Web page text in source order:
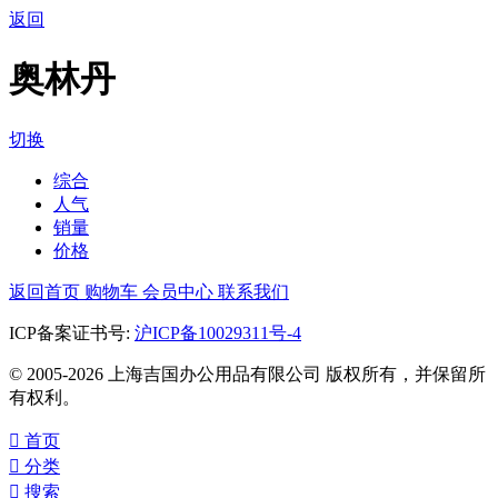
返回
奥林丹
切换
综合
人气
销量
价格
返回首页 购物车 会员中心 联系我们
ICP备案证书号: 沪ICP备10029311号-4
© 2005-2026 上海吉国办公用品有限公司 版权所有，并保留所
有权利。
 首页
 分类
 搜索